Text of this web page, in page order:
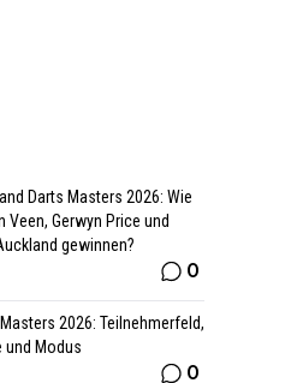
Darts Masters 2026: Wie
Veen, Gerwyn Price und
gewinnen?
0
2026: Teilnehmerfeld,
und Modus
0